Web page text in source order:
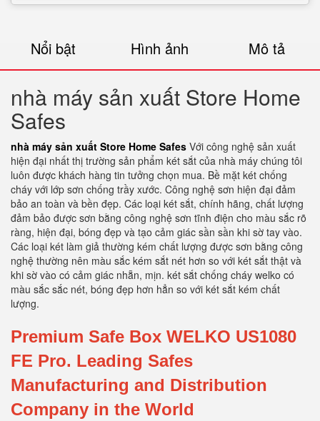
Nổi bật Hình ảnh Mô tả
nhà máy sản xuất Store Home
Safes
nhà máy sản xuất Store Home Safes Với công nghệ sản xuất
hiện đại nhất thị trường sản phẩm két sắt của nhà máy chúng tôi
luôn được khách hàng tin tưởng chọn mua. Bề mặt két chống
cháy với lớp sơn chống trầy xước. Công nghệ sơn hiện đại đảm
bảo an toàn và bền đẹp. Các loại két sắt, chính hãng, chất lượng
đảm bảo được sơn bằng công nghệ sơn tĩnh điện cho màu sắc rõ
ràng, hiện đại, bóng đẹp và tạo cảm giác sần sần khi sờ tay vào.
Các loại két làm giả thường kém chất lượng được sơn bằng công
nghệ thường nên màu sắc kém sắt nét hơn so với két sắt thật và
khi sờ vào có cảm giác nhẵn, mịn. két sắt chống cháy welko có
màu sắc sắc nét, bóng đẹp hơn hẳn so với két sắt kém chất
lượng.
Premium Safe Box WELKO US1080
FE Pro. Leading Safes
Manufacturing and Distribution
Company in the World